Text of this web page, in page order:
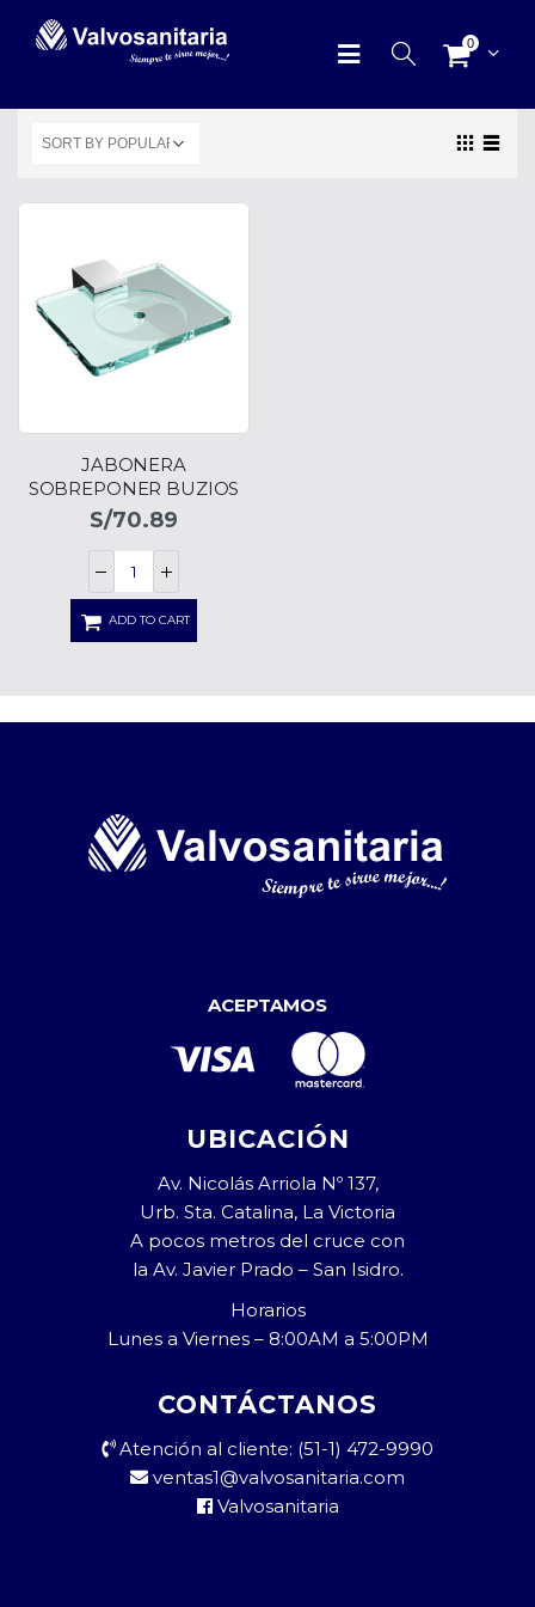
0
JABONERA
SOBREPONER BUZIOS
S/70.89
ADD TO CART
ACEPTAMOS
UBICACIÓN
Av. Nicolás Arriola Nº 137,
Urb. Sta. Catalina, La Victoria
A pocos metros del cruce con
la Av. Javier Prado – San Isidro.
Horarios
Lunes a Viernes – 8:00AM a 5:00PM
CONTÁCTANOS
Atención al cliente: (51-1) 472-9990
ventas1@valvosanitaria.com
Valvosanitaria